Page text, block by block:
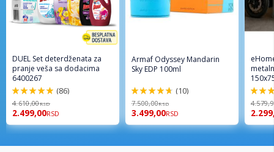
DUEL Set deterdženata za
pranje veša sa dodacima
6400267
98%
(86)
4.610,00RSD
2.499,00RSD
Armaf Odyssey Mandarin
Sky EDP 100ml
94%
(10)
7.500,00RSD
3.499,00RSD
96%